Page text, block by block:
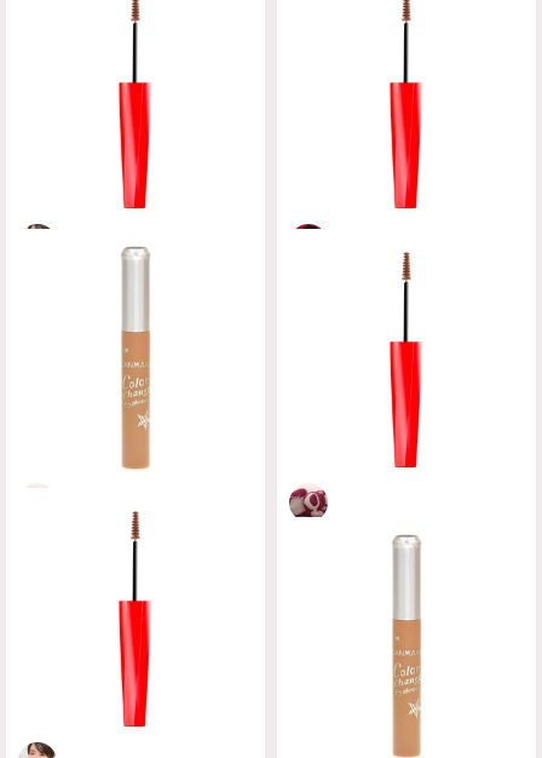
#ナチュラルブラウンを使用。
#07を使用。この価格で良いのか
いってくらい肌に付きづらい。
#アッシュブラウンを使用。本当に
地肌につかない。毛にしっかり色
をつけてくれる。個...